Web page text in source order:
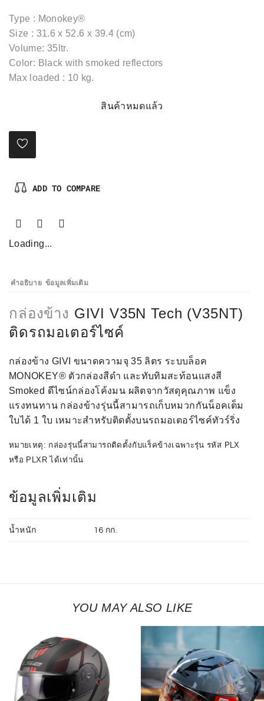
Type : Monokey®
Size : 31.6 x 52.6 x 39.4 (cm)
Volume: 35ltr.
Color: Black with smoked reflectors
Max loaded : 10 kg.
สินค้าหมดแล้ว
ADD TO COMPARE
Loading...
คำอธิบาย ข้อมูลเพิ่มเติม
กล่องข้าง GIVI V35N Tech (V35NT)
ติดรถมอเตอร์ไซค์
กล่องข้าง GIVI ขนาดความจุ 35 ลิตร ระบบล็อค
MONOKEY® ตัวกล่องสีดำ และทับทิมสะท้อนแสงสี
Smoked ดีไซน์กล่องโค้งมน ผลิตจากวัสดุคุณภาพ แข็ง
แรงทนทาน กล่องข้างรุ่นนี้สามารถเก็บหมวกกันน็อคเต็ม
ใบได้ 1 ใบ เหมาะสำหรับติดตั้งบนรถมอเตอร์ไซค์ทัวร์ริ่ง
หมายเหตุ: กล่องรุ่นนี้สามารถติดตั้งกับแร็คข้างเฉพาะรุ่น รหัส PLX
หรือ PLXR ได้เท่านั้น
ข้อมูลเพิ่มเติม
น้ำหนัก 16 กก.
YOU MAY ALSO LIKE